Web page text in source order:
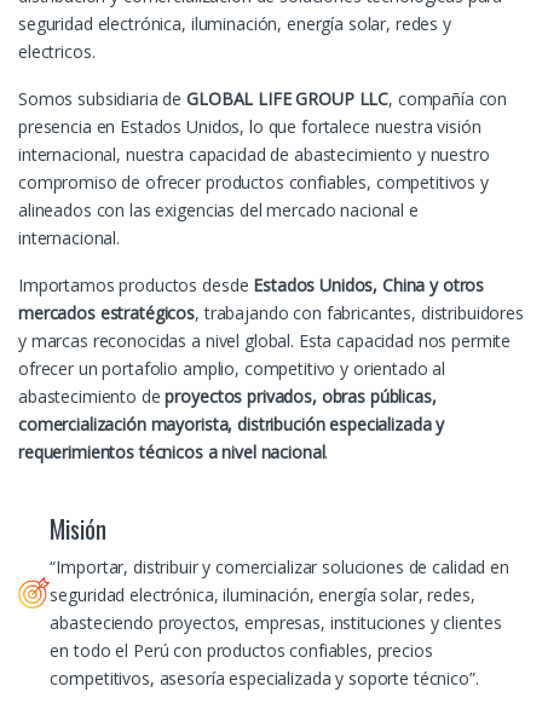
seguridad electrónica, iluminación, energía solar, redes y
electricos.
Somos subsidiaria deGLOBAL LIFE GROUP LLC, compañía con
presencia en Estados Unidos, lo que fortalece nuestra visión
internacional, nuestra capacidad de abastecimiento y nuestro
compromiso de ofrecer productos confiables, competitivos y
alineados con las exigencias del mercado nacional e
internacional.
Importamos productos desde Estados Unidos, China y otros
mercados estratégicos, trabajando con fabricantes, distribuidores
y marcas reconocidas a nivel global. Esta capacidad nos permite
ofrecer un portafolio amplio, competitivo y orientado al
abastecimiento deproyectos privados, obras públicas,
comercialización mayorista, distribución especializada y
requerimientos técnicos a nivel nacional.
Misión
“Importar, distribuir y comercializar soluciones de calidad en
seguridad electrónica, iluminación, energía solar, redes,
abasteciendo proyectos, empresas, instituciones y clientes
en todo el Perú con productos confiables, precios
competitivos, asesoría especializada y soporte técnico”.